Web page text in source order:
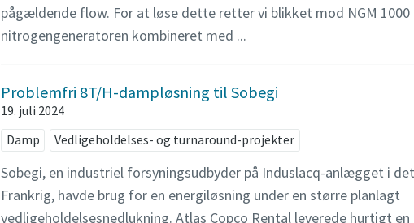
pågældende flow. For at løse dette retter vi blikket mod NGM 1000
nitrogengeneratoren kombineret med ...
Problemfri 8T/H-dampløsning til Sobegi
19. juli 2024
Damp
Vedligeholdelses- og turnaround-projekter
Sobegi, en industriel forsyningsudbyder på Induslacq-anlægget i
Frankrig, havde brug for en energiløsning under en større planlagt
vedligeholdelsesnedlukning. Atlas Copco Rental leverede hurtigt en